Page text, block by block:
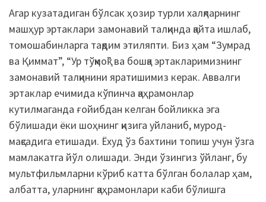
Агар кузатадиган бўлсак ҳозир турли халқларнинг
машҳур эртаклари замонавий талқинда қайта ишлаб,
томошабинларга тақдим этиляпти. Биз ҳам “Зумрад
ва Қиммат”, “Ур тўқмоқ” ва бошқа эртакларимизнинг
замонавий талқинини яратишимиз керак. Аввалги
эртаклар ечимида кўпинча қаҳрамонлар
кутилмаганда ғойибдан келган бойликка эга
бўлишади ёки шоҳнинг қизига уйланиб, мурод-
мақсадига етишади. Ёхуд ўз бахтини топиш учун ўзга
мамлакатга йўл олишади. Энди ўзингиз ўйланг, бу
мультфильмларни кўриб катта бўлган болалар ҳам,
албатта, уларнинг қаҳрамонлари каби бўлишга